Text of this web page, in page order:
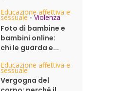
Educazione affettiva e
sessuale • Violenza
Foto di bambine e
bambini online:
chi le guarda e...
Educazione affettiva e
sessuale
Vergogna del